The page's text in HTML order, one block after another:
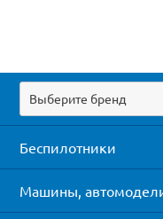
Выберите бренд
Беспилотники
Машины,